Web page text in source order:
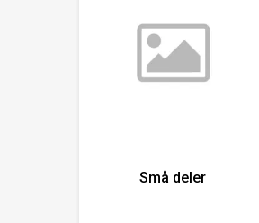
Små deler